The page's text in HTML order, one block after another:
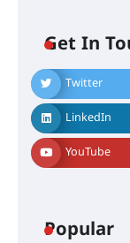
Get In
Twitter
LinkedIn
YouTube
Popular